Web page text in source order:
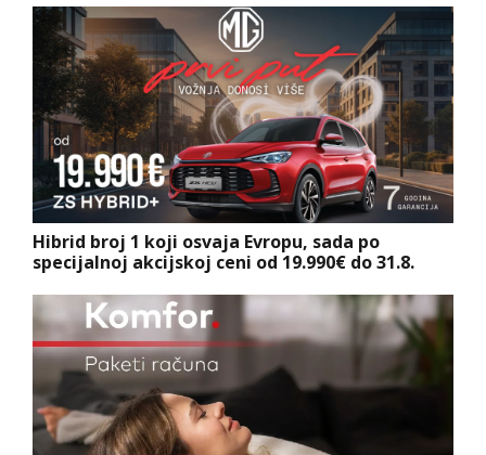
Hibrid broj 1 koji osvaja Evropu, sada po
specijalnoj akcijskoj ceni od 19.990€ do 31.8.